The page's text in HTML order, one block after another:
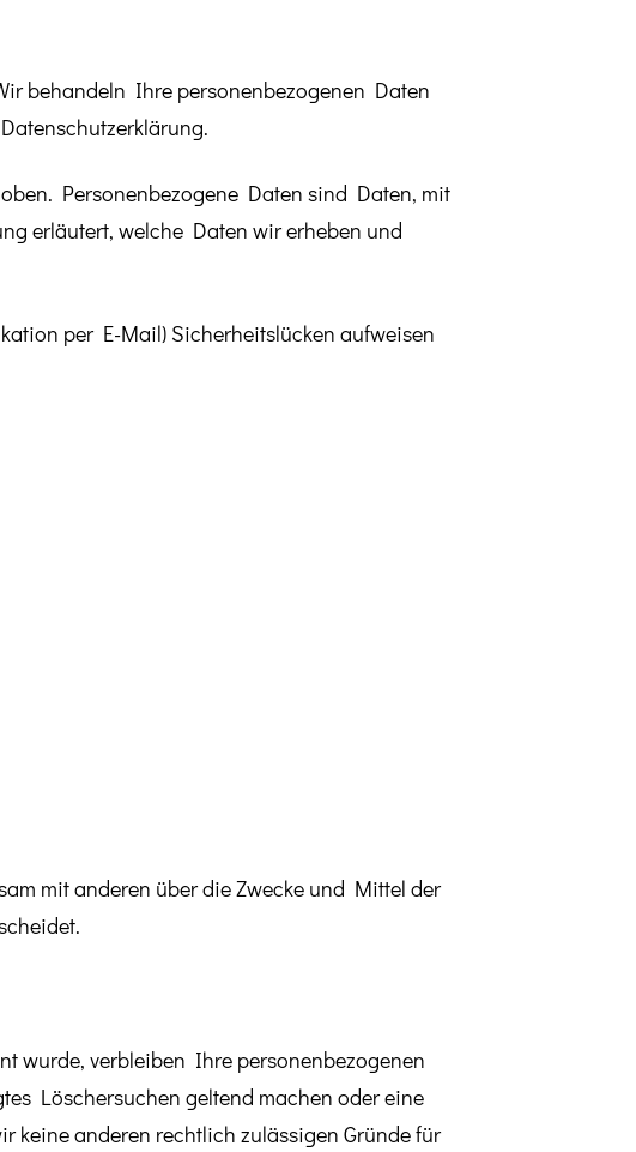
behandeln Ihre personenbezogenen Daten
Personenbezogene Daten sind Daten, mit
erläutert, welche Daten wir erheben und
per E-Mail) Sicherheitslücken aufweisen
mit anderen über die Zwecke und Mittel der
wurde, verbleiben Ihre personenbezogenen
Löschersuchen geltend machen oder eine
anderen rechtlich zulässigen Gründe für